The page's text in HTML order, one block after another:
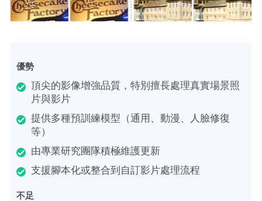
優勢
頂尖的影像增強品質，特別擅長處理真實場景照
片與影片
提供多種預訓練模型（通用、動漫、人臉修復
等）
由專業研究團隊積極維護更新
支援腳本化或整合到自訂影片處理流程
不足